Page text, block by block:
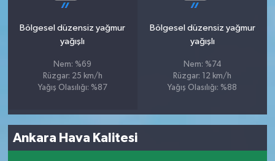
Bölgesel düzensiz yağmur
yağışlı
Nem: %69
Rüzgar: 25 km/h
Yağış Olasılığı: %87
Bölgesel düzensiz yağmur
yağışlı
Nem: %74
Rüzgar: 12 km/h
Yağış Olasılığı: %88
Ankara Hava Kalitesi